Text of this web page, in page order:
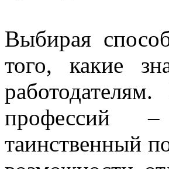
Выбирая
того, какие
профессий –
таинственный